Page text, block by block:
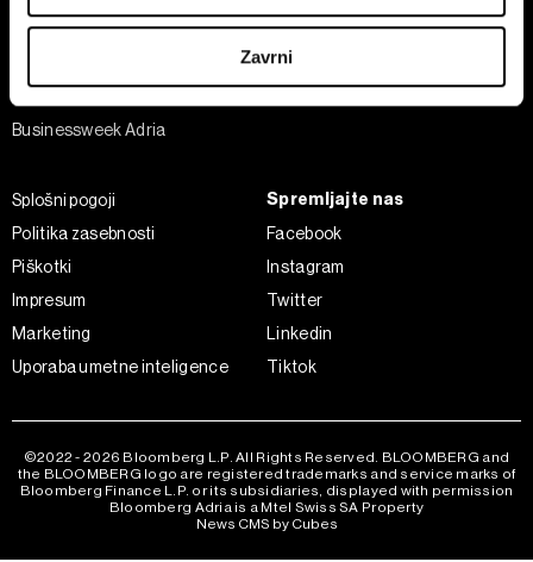
iz Izjave o piškotkih.
Skupni upravljavci obdelave so HD-WIN ARENA SPORT
d.o.o. inPartnerji
pa vPolitiki piškotkov
Piškotke lahko kadar koli ponovno prilagodite tako, da
kliknete možnost »Prikaži podrobnosti«. Privolitev lahko
kadar koli prekličete brez kakršnih koli posledic.
Zavrni
Šport
Businessweek Adria
Splošni pogoji
Politika zasebnosti
Piškotki
Impresum
Marketing
Uporaba umetne inteligence
Spremljajte nas
Facebook
Instagram
Twitter
Linkedin
Tiktok
©2022 - 2026 Bloomberg L.P. All Rights Reserved. BLOOMBERG and
the BLOOMBERG logo are registered trademarks and service marks of
Bloomberg Finance L.P. or its subsidiaries, displayed with permission
Bloomberg Adria is a Mtel Swiss SA Property
News CMS by Cubes